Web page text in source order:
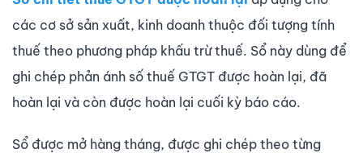
các cơ sở sản xuất, kinh doanh thuộc đối tượng tính
thuế theo phương pháp khấu trừ thuế. Sổ này dùng để
ghi chép phản ánh số thuế GTGT được hoàn lại, đã
hoàn lại và còn được hoàn lại cuối kỳ báo cáo.
Sổ được mở hàng tháng, được ghi chép theo từng